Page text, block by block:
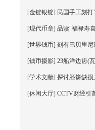
[金锭银锭] 民国手工刻
[现代币章] 品读"福禄寿
[世界钱币] 刻有巴贝里尼
[钱币摄影] 23船洋边齿(
[学术文献] 探讨胚饼缺
[休闲大厅] CCTV财经引